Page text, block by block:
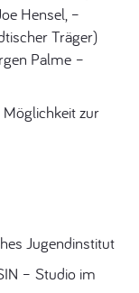
Hensel, –
Träger)
Palme –
zur
Jugendinstitut
– Studio im